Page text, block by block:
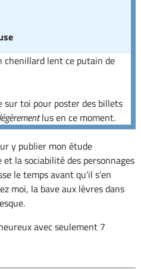
chenillard lent ce putain de
sur toi pour poster des billets
légèrementlus en ce moment.
y publier mon étude
la sociabilité des personnages
le temps avant qu'il s'en
moi, la bave aux lèvres dans
avec seulement 7